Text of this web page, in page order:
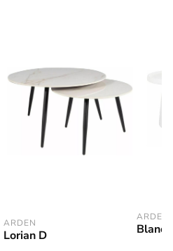
ARDEN
Lorian D
ARDEN
Blanc